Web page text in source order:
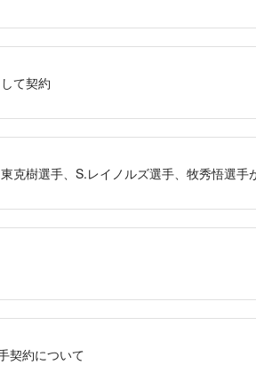
て契約
克樹選手、S.レイノルズ選手、牧秀悟選手
契約について